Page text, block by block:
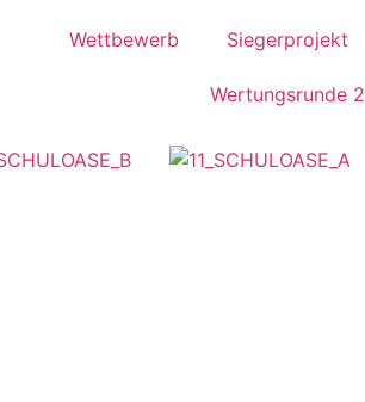
Wettbewerb Siegerprojekt
Wertungsrunde 2